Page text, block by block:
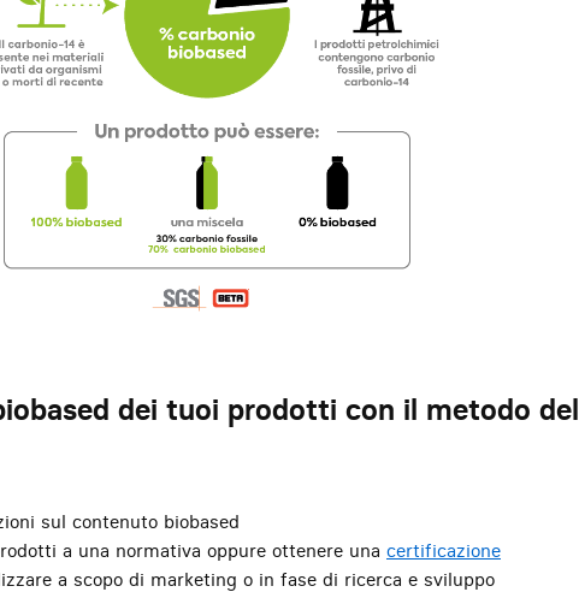
dei tuoi prodotti con il metodo del
sul contenuto biobased
a una normativa oppure ottenere una certificazione
a scopo di marketing o in fase di ricerca e sviluppo